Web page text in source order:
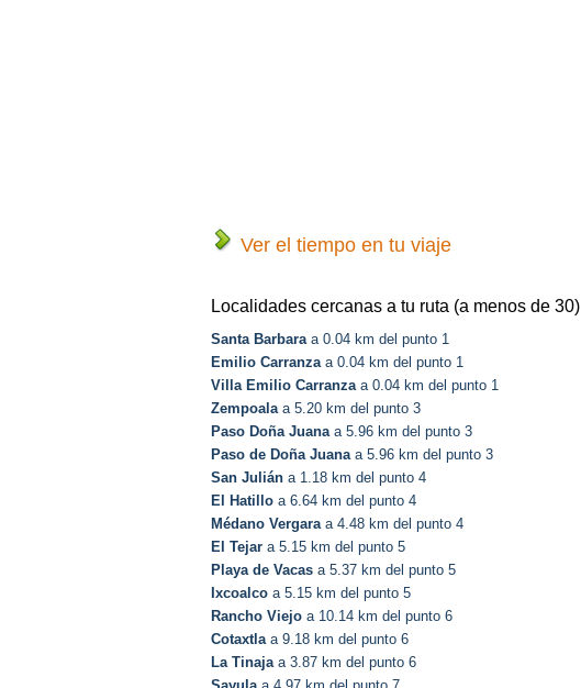
Ver el tiempo en tu viaje
Localidades cercanas a tu ruta (a menos de 30)
Santa Barbaraa 0.04 km del punto 1
Emilio Carranzaa 0.04 km del punto 1
Villa Emilio Carranzaa 0.04 km del punto 1
Zempoalaa 5.20 km del punto 3
Paso Doña Juanaa 5.96 km del punto 3
Paso de Doña Juanaa 5.96 km del punto 3
San Julián a 1.18 km del punto 4
El Hatillo a 6.64 km del punto 4
Médano Vergaraa 4.48 km del punto 4
El Tejar a 5.15 km del punto 5
Playa de Vacas a 5.37 km del punto 5
Ixcoalco a 5.15 km del punto 5
Rancho Viejo a 10.14 km del punto 6
Cotaxtlaa 9.18 km del punto 6
La Tinajaa 3.87 km del punto 6